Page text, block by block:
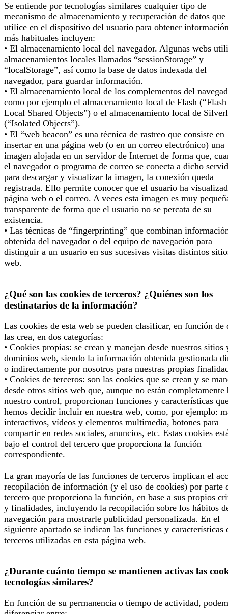
Se entiende por tecnologías similares cualquier tipo de
mecanismo de almacenamiento y recuperación de datos que
utilice en el dispositivo del usuario para obtener
más habituales incluyen:
• El almacenamiento local del navegador. Algunas webs
almacenamientos locales llamados “sessionStorage” y
“localStorage”, así como la base de datos indexada del
navegador, para guardar información.
• El almacenamiento local de los complementos del
como por ejemplo el almacenamiento local de Flash (“Flash
Local Shared Objects”) o el almacenamiento local de
(“Isolated Objects”).
• El “web beacon” es una técnica de rastreo que consiste en
insertar en una página web (o en un correo electrónico) una
imagen alojada en un servidor de Internet de forma que,
el navegador o programa de correo se conecta a dicho
para descargar y visualizar la imagen, la conexión queda
registrada. Ello permite conocer que el usuario ha
página web o el correo. A veces esta imagen es muy
transparente de forma que el usuario no se percata de su
existencia.
• Las técnicas de “fingerprinting” que combinan
obtenida del navegador o del equipo de navegación para
distinguir a un usuario en sus sucesivas visitas distintos
web.
¿Qué son las cookies de terceros? ¿Quiénes son los
destinatarios de la información?
Las cookies de esta web se pueden clasificar, en función de
las crea, en dos categorías:
• Cookies propias: se crean y manejan desde nuestros sitios
dominios web, siendo la información obtenida gestionada
o indirectamente por nosotros para nuestras propias
• Cookies de terceros: son las cookies que se crean y se
desde otros sitios web que, aunque no están completamente
nuestro control, proporcionan funciones y características
hemos decidir incluir en nuestra web, como, por ejemplo:
interactivos, vídeos y elementos multimedia, botones para
compartir en redes sociales, anuncios, etc. Estas cookies
bajo el control del tercero que proporciona la función
correspondiente.
La gran mayoría de las funciones de terceros implican el
recopilación de información (y el uso de cookies) por parte
tercero que proporciona la función, en base a sus propios
y finalidades, incluyendo la recopilación sobre los hábitos
navegación para mostrarle publicidad personalizada. En el
siguiente apartado se indican las funciones y características
terceros utilizadas en esta página web.
¿Durante cuánto tiempo se mantienen activas las
tecnologías similares?
En función de su permanencia o tiempo de actividad,